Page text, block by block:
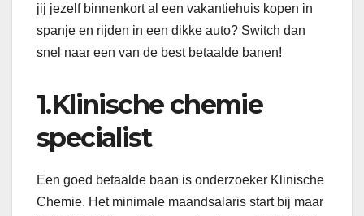
jij jezelf binnenkort al een vakantiehuis kopen in
spanje en rijden in een dikke auto? Switch dan
snel naar een van de best betaalde banen!
1.Klinische chemie
specialist
Een goed betaalde baan is onderzoeker Klinische
Chemie. Het minimale maandsalaris start bij maar